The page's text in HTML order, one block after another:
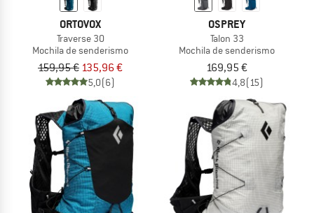
ORTOVOX
Traverse 30
Mochila de senderismo
159,95 € 135,96 €
5,0(6)
OSPREY
Talon 33
Mochila de senderismo
169,95 €
4,8(15)